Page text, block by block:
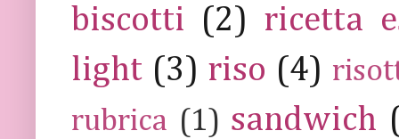
biscotti (2) ricetta
light (3) riso (4)
rubrica (1) sandwich